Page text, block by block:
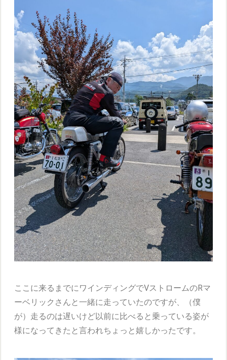
ここに来るまでにワインディングでVストロームのRマ
ーベリックさんと一緒に走っていたのですが、（僕
が）走るのは遅いけど以前に比べると乗っている姿が
様になってきたと言われちょっと嬉しかったです。